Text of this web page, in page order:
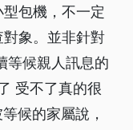
包機，不一定
象。並非針對
等候親人訊息的
受不了真的很
候的家屬說，